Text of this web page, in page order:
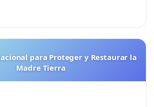
para Proteger y Restaurar la
Madre Tierra